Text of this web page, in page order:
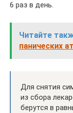
6 раз в день.
Читайте
панических
Для снятия
из сбора
берутся в